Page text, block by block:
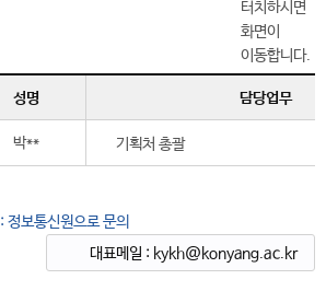
성명 담당업무
박** 기획처 총괄
: 정보통신원으로 문의
대표메일 : kykh@konyang.ac.kr